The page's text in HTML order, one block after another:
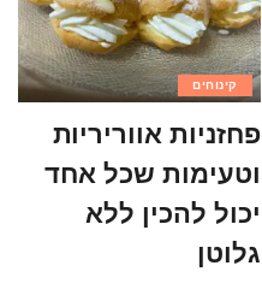
קינוחים
פחזניות אווריריות
וטעימות שכל אחד
יכול להכין ללא
גלוטן